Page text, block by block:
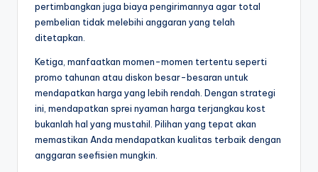
pertimbangkan juga biaya pengirimannya agar total
pembelian tidak melebihi anggaran yang telah
ditetapkan.
Ketiga, manfaatkan momen-momen tertentu seperti
promo tahunan atau diskon besar-besaran untuk
mendapatkan harga yang lebih rendah. Dengan strategi
ini, mendapatkan sprei nyaman harga terjangkau kost
bukanlah hal yang mustahil. Pilihan yang tepat akan
memastikan Anda mendapatkan kualitas terbaik dengan
anggaran seefisien mungkin.